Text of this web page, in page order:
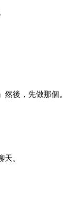
後，先做那個。
。